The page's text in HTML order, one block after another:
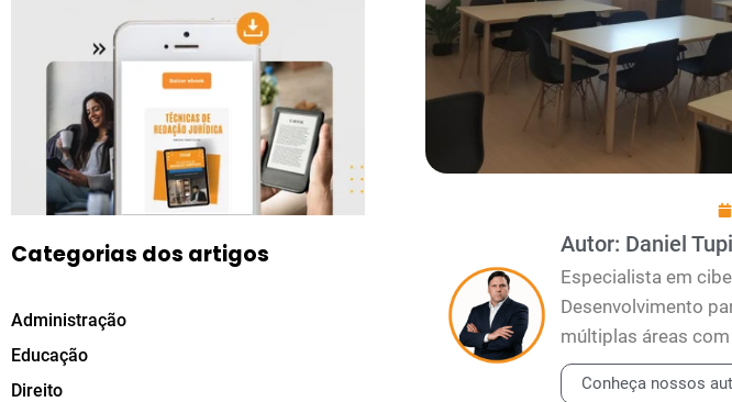
Categorias dos artigos
Administração
Educação
Direito
Autor: Daniel
Especialista em
Desenvolvimento
múltiplas áreas
Conheça nossos